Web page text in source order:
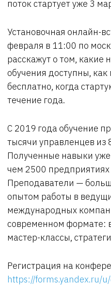
поток стартует уже 3
Установочная онлайн-
февраля в 11:00 по
расскажут о том,
обучения доступны,
бесплатно, когда
течение года.
С 2019 года обучение
тысячи управленцев из
Полученные навыки
чем 2500 предприятиях
Преподаватели —
опытом работы в
международных
современном формате:
мастер-классы,
Регистрация на
https://forms.yandex.ru/